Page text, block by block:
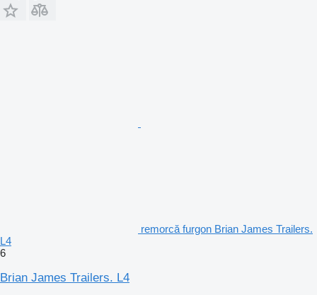
remorcă furgon Brian James Trailers.
L4
6
Brian James Trailers. L4